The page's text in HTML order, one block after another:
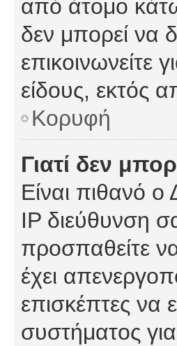
από άτομο
δεν μπορεί να
επικοινωνείτε
είδους, εκτός
Κορυφή
Γιατί δεν
Είναι πιθανό ο
IP διεύθυνση
προσπαθείτε
έχει
επισκέπτες να
συστήματος